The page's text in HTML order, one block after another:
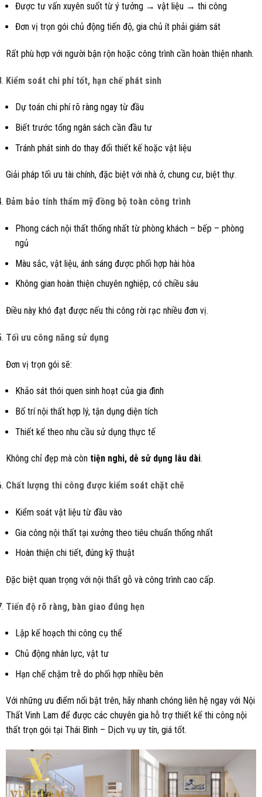
Được tư vấn xuyên suốt từ ý tưởng → vật liệu → thi công
Đơn vị trọn gói chủ động tiến độ, gia chủ ít phải giám sát
Rất phù hợp với người bận rộn hoặc công trình cần hoàn thiện nhanh.
Kiểm soát chi phí tốt, hạn chế phát sinh
Dự toán chi phí rõ ràng ngay từ đầu
Biết trước tổng ngân sách cần đầu tư
Tránh phát sinh do thay đổi thiết kế hoặc vật liệu
Giải pháp tối ưu tài chính, đặc biệt với nhà ở, chung cư, biệt thự.
Đảm bảo tính thẩm mỹ đồng bộ toàn công trình
Phong cách nội thất thống nhất từ phòng khách – bếp – phòng
ngủ
Màu sắc, vật liệu, ánh sáng được phối hợp hài hòa
Không gian hoàn thiện chuyên nghiệp, có chiều sâu
Điều này khó đạt được nếu thi công rời rạc nhiều đơn vị.
Tối ưu công năng sử dụng
Đơn vị trọn gói sẽ:
Khảo sát thói quen sinh hoạt của gia đình
Bố trí nội thất hợp lý, tận dụng diện tích
Thiết kế theo nhu cầu sử dụng thực tế
Không chỉ đẹp mà còn tiện nghi, dễ sử dụng lâu dài.
Chất lượng thi công được kiểm soát chặt chẽ
Kiểm soát vật liệu từ đầu vào
Gia công nội thất tại xưởng theo tiêu chuẩn thống nhất
Hoàn thiện chi tiết, đúng kỹ thuật
Đặc biệt quan trọng với nội thất gỗ và công trình cao cấp.
Tiến độ rõ ràng, bàn giao đúng hẹn
Lập kế hoạch thi công cụ thể
Chủ động nhân lực, vật tư
Hạn chế chậm trễ do phối hợp nhiều bên
Với những ưu điểm nổi bật trên, hãy nhanh chóng liên hệ ngay với Nội
Thất Vinh Lam để được các chuyên gia hỗ trợ thiết kế thi công nội
thất trọn gói tại Thái Bình – Dịch vụ uy tín, giá tốt.